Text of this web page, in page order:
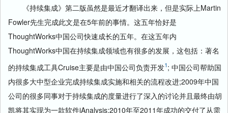
《持续集成》第二版虽然是最近才翻译出来，但是实际上Martin
Fowler先生完成此文是在5年前的事情。这五年恰好是
ThoughtWorks中国公司快速成长的五年。在这五年内
ThoughtWorks中国在持续集成领域也有很多的发展，这包括：著名
的持续集成工具Cruise主要是由中国公司负责开发1; 中国公司帮助国
内很多大中型企业完成持续集成实施和相关的流程改进;2009年中国
公司的很多同事对于持续集成的度量进行了深入的讨论并且最终由胡
凯将其实现为一款软件iAnalysis;2010年至2011年成功的交付了从需